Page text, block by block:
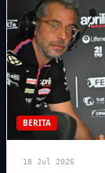
BERITA
18 Jul 2026